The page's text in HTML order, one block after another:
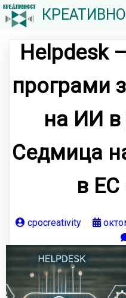
Helpdesk
програми
на ИИ в
Седмица
в ЕС
cpocreativity